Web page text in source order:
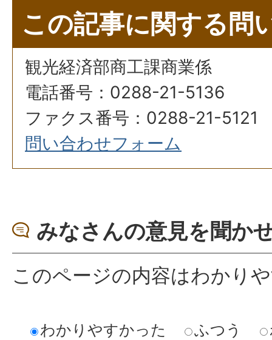
この記事に関する問
観光経済部商工課商業係
電話番号：0288-21-5136
ファクス番号：0288-21-5121
問い合わせフォーム
みなさんの意見を聞か
このページの内容はわかり
わかりやすかった ふつう